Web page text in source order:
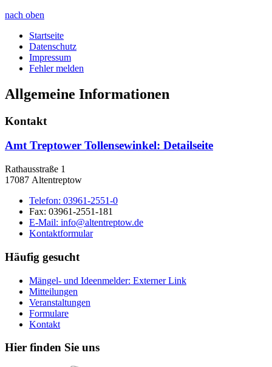
nach oben
Startseite
Datenschutz
Impressum
Fehler melden
Allgemeine Informationen
Kontakt
Amt Treptower Tollensewinkel: Detailseite
Rathausstraße 1
17087 Altentreptow
Telefon: 03961-2551-0
Fax: 03961-2551-181
E-Mail: info@altentreptow.de
Kontaktformular
Häufig gesucht
Mängel- und Ideenmelder: Externer Link
Mitteilungen
Veranstaltungen
Formulare
Kontakt
Hier finden Sie uns